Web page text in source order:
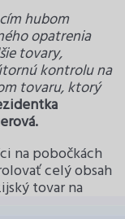
hubom
opatrenia
tovary,
kontrolu na
tovaru, ktorý
na pobočkách
celý obsah
tovar na